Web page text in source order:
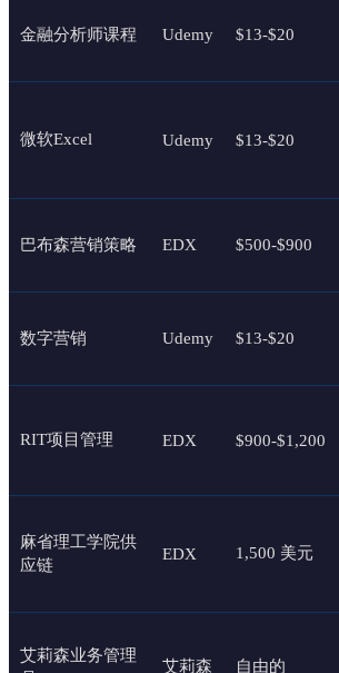
金融分析师课程 Udemy $13-$20
微软Excel Udemy $13-$20
巴布森营销策略 EDX $500-$900
数字营销 Udemy $13-$20
RIT项目管理 EDX $900-$1,200
麻省理工学院供
应链
EDX 1,500 美元
艾莉森业务管理
艾莉森 自由的